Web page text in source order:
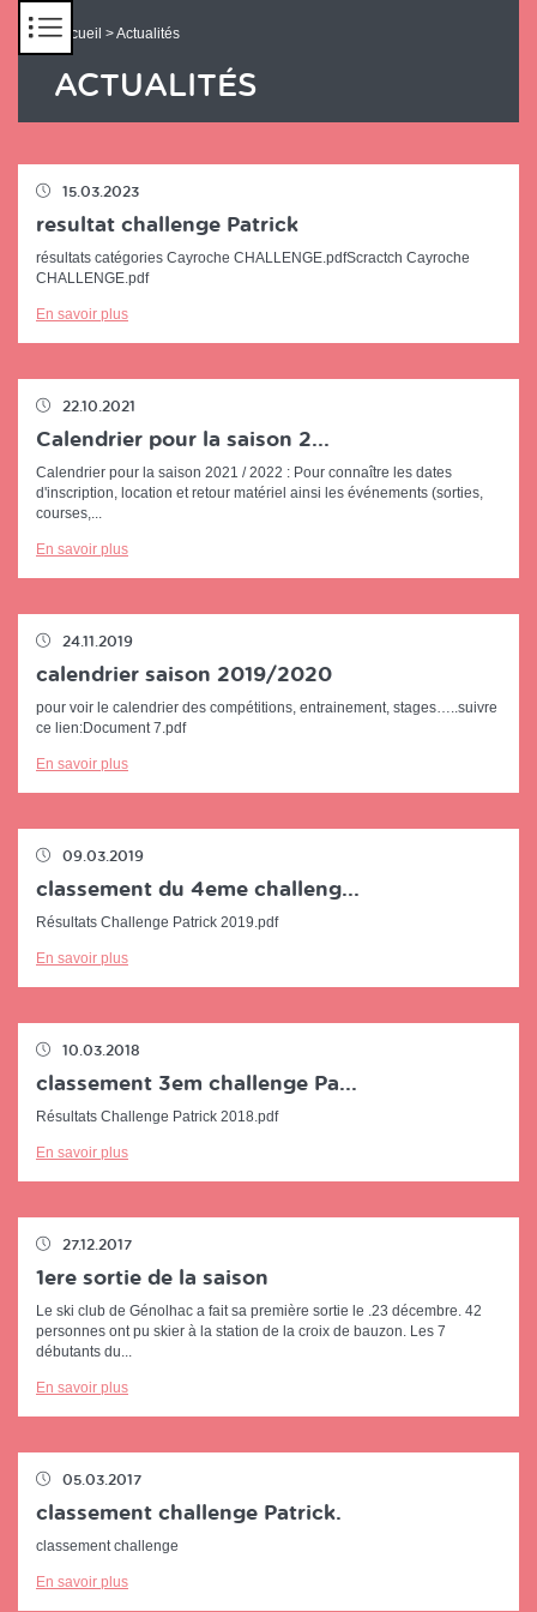
Accueil > Actualités
ACTUALITÉS
15.03.2023
resultat challenge Patrick
résultats catégories Cayroche CHALLENGE.pdfScractch Cayroche
CHALLENGE.pdf
En savoir plus
22.10.2021
Calendrier pour la saison 2...
Calendrier pour la saison 2021 / 2022 : Pour connaître les dates
d'inscription, location et retour matériel ainsi les événements (sorties,
courses,...
En savoir plus
24.11.2019
calendrier saison 2019/2020
pour voir le calendrier des compétitions, entrainement, stages…..suivre
ce lien:Document 7.pdf
En savoir plus
09.03.2019
classement du 4eme challeng...
Résultats Challenge Patrick 2019.pdf
En savoir plus
10.03.2018
classement 3em challenge Pa...
Résultats Challenge Patrick 2018.pdf
En savoir plus
27.12.2017
1ere sortie de la saison
Le ski club de Génolhac a fait sa première sortie le .23 décembre. 42
personnes ont pu skier à la station de la croix de bauzon. Les 7
débutants du...
En savoir plus
05.03.2017
classement challenge Patrick.
classement challenge
En savoir plus